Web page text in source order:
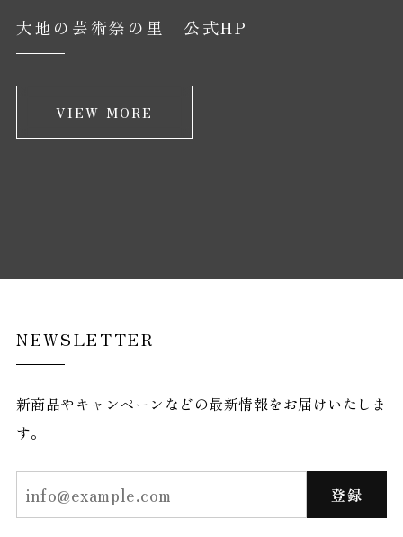
大地の芸術祭の里 公式HP
VIEW MORE
NEWSLETTER
新商品やキャンペーンなどの最新情報をお届けいたしま
す。
登録